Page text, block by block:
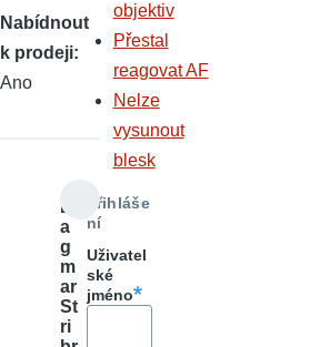
Nabídnout
k prodeji
Ano
D
a
g
m
ar
St
ri
objektiv
Přestal
reagovat AF
Nelze
vysunout
blesk
Přihláše
ní
Uživatel
ské
jméno